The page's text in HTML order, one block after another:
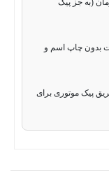
3 میلیون تومان (به جز پیک
بدون چاپ اسم و
پیک موتوری برای